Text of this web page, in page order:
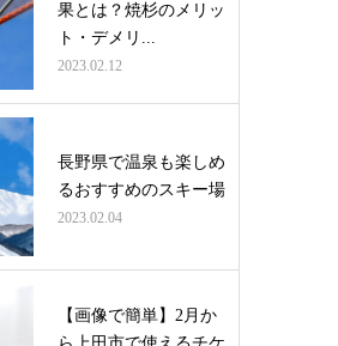
果とは？焼杉のメリッ
ト・デメリ...
2023.02.12
長野県で温泉も楽しめ
るおすすめのスキー場
2023.02.04
【画像で簡単】2月か